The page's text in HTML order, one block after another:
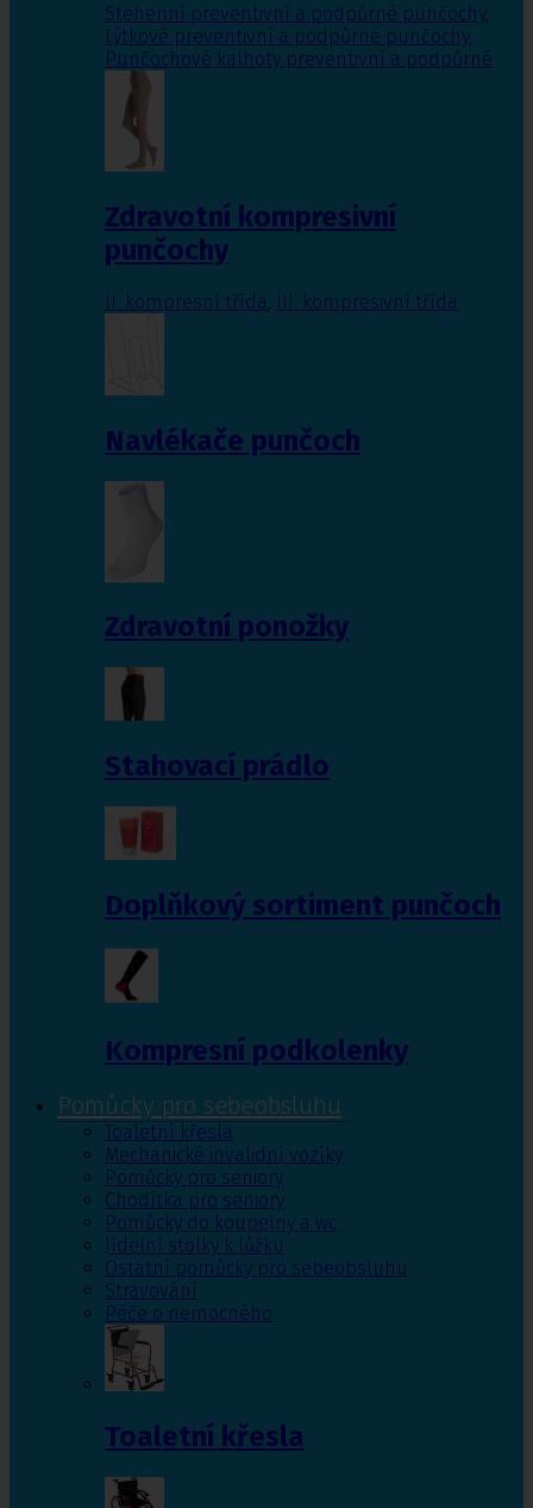
Stehenní preventivní a podpůrné punčochy,
Lýtkové preventivní a podpůrné punčochy,
Punčochové kalhoty preventivní a podpůrné
Zdravotní kompresivní
punčochy
II. kompresní třída III. kompresivní třída
Navlékače punčoch
Zdravotní ponožky
Stahovací prádlo
Doplňkový sortiment punčoch
Kompresní podkolenky
Pomůcky pro sebeobsluhu
Toaletní křesla
Mechanické invalidní vozíky
Pomůcky pro seniory
Chodítka pro seniory
Pomůcky do koupelny a wc
Jídelní stolky k lůžku
Ostatní pomůcky pro sebeobsluhu
Stravování
Péče o nemocného
Toaletní křesla